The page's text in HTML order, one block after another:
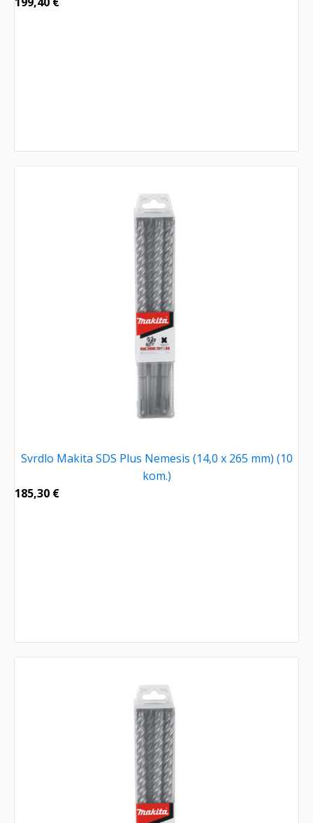
Svrdlo Makita SDS Plus Nemesis (14,0 x 265 mm) (10
kom.)
185,30 €